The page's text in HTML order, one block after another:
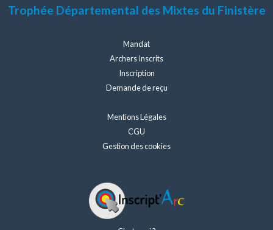
Trophée Départemental des Mixtes du Finistère
Mandat
Archers Inscrits
Inscription
Demande de reçu
Mentions Légales
CGU
Gestion des cookies